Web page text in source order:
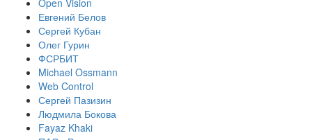
Open Vision
Евгений Белов
Сергей Кубан
Олег Гурин
ФСРБИТ
Michael Ossmann
Web Control
Сергей Пазизин
Людмила Бокова
Fayaz Khaki